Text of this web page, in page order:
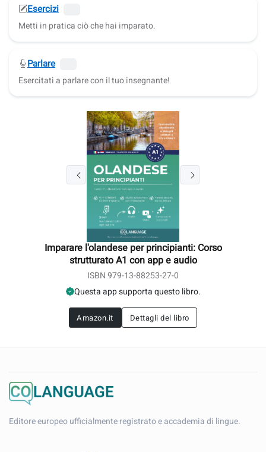
Esercizi
Metti in pratica ciò che hai imparato.
Parlare
Esercitati a parlare con il tuo insegnante!
Imparare l'olandese per principianti: Corso
strutturato A1 con app e audio
ISBN 979-13-88253-27-0
Questa app supporta questo libro.
Amazon.it Dettagli del libro
Editore europeo ufficialmente registrato e accademia di lingue.